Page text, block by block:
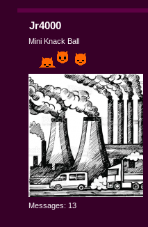
Jr4000
Mini Knack Ball
Messages: 13